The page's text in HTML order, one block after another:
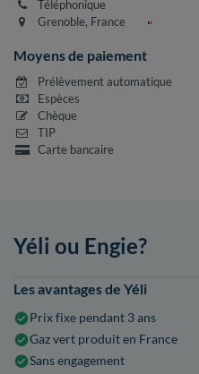
Téléphonique
Grenoble, France
Moyens de paiement
Prélèvement automatique
Espèces
Chèque
TIP
Carte bancaire
Yéli ou Engie?
Les avantages de Yéli
Prix fixe pendant 3 ans
Gaz vert produit en France
Sans engagement